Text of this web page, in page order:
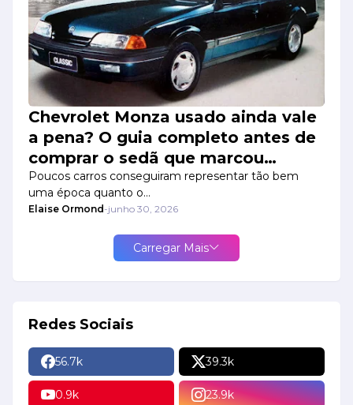
Chevrolet Monza usado ainda vale
a pena? O guia completo antes de
comprar o sedã que marcou
gerações
Poucos carros conseguiram representar tão bem
uma época quanto o…
Elaise Ormond-junho 30, 2026
Carregar Mais
Redes Sociais
56.7k 39.3k
0.9k 23.9k